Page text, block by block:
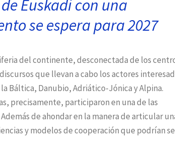
Euskadi con una
se espera para 2027
del continente, desconectada de los
que llevan a cabo los actores
Báltica, Danubio, Adriático-Jónica y Alpina.
precisamente, participaron en una de las
de ahondar en la manera de articular
y modelos de cooperación que podrían